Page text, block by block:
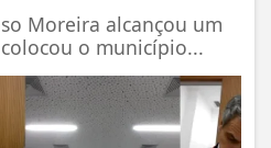
Moreira alcançou um
o município...